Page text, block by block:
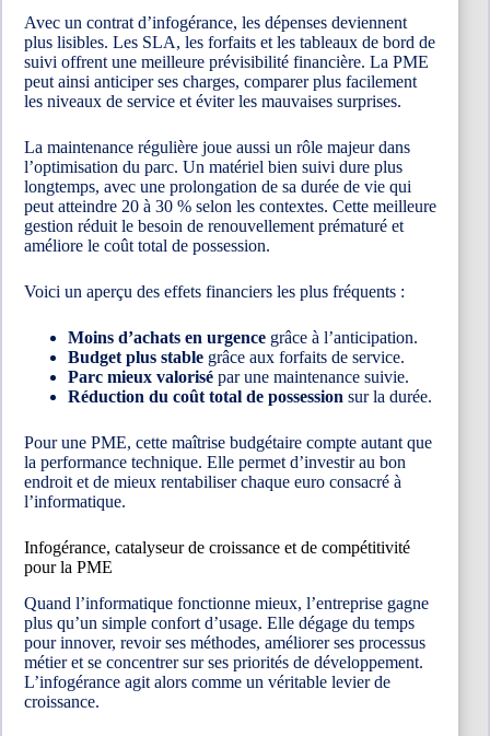
Avec un contrat d’infogérance, les dépenses deviennent
plus lisibles. Les SLA, les forfaits et les tableaux de bord de
suivi offrent une meilleure prévisibilité financière. La PME
peut ainsi anticiper ses charges, comparer plus facilement
les niveaux de service et éviter les mauvaises surprises.
La maintenance régulière joue aussi un rôle majeur dans
l’optimisation du parc. Un matériel bien suivi dure plus
longtemps, avec une prolongation de sa durée de vie qui
peut atteindre 20 à 30 % selon les contextes. Cette meilleure
gestion réduit le besoin de renouvellement prématuré et
améliore le coût total de possession.
Voici un aperçu des effets financiers les plus fréquents :
Moins d’achats en urgence grâce à l’anticipation.
Budget plus stable grâce aux forfaits de service.
Parc mieux valorisé par une maintenance suivie.
Réduction du coût total de possession sur la durée.
Pour une PME, cette maîtrise budgétaire compte autant que
la performance technique. Elle permet d’investir au bon
endroit et de mieux rentabiliser chaque euro consacré à
l’informatique.
Infogérance, catalyseur de croissance et de compétitivité
pour la PME
Quand l’informatique fonctionne mieux, l’entreprise gagne
plus qu’un simple confort d’usage. Elle dégage du temps
pour innover, revoir ses méthodes, améliorer ses processus
métier et se concentrer sur ses priorités de développement.
L’infogérance agit alors comme un véritable levier de
croissance.